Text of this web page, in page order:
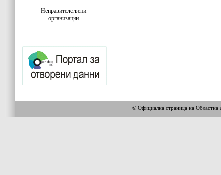
Неправителствени
организации
© Официална страница на